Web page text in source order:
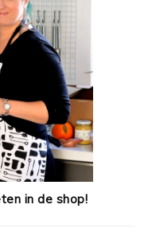
in de shop!